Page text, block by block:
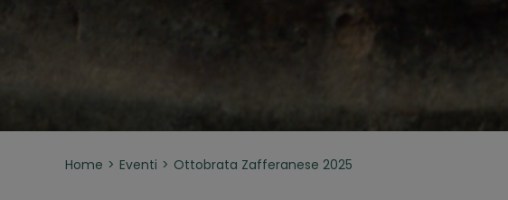
Home Eventi Ottobrata Zafferanese 2025